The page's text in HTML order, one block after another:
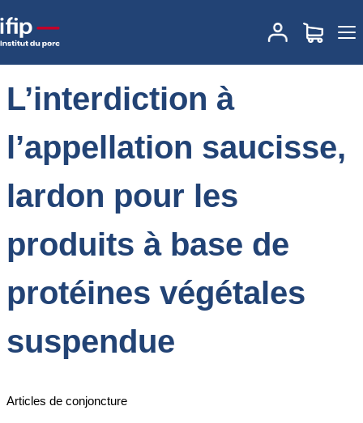
Accueil
L’interdiction à l’appellation saucisse, lardon
pour les produits à base de protéines végétales suspendue
L’interdiction à
l’appellation saucisse,
lardon pour les
produits à base de
protéines végétales
suspendue
Articles de conjoncture